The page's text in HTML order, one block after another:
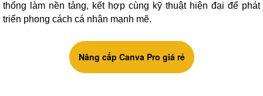
thống làm nền tảng, kết hợp cùng kỹ thuật hiện đại để phát
triển phong cách cá nhân mạnh mẽ.
Nâng cấp Canva Pro giá rẻ